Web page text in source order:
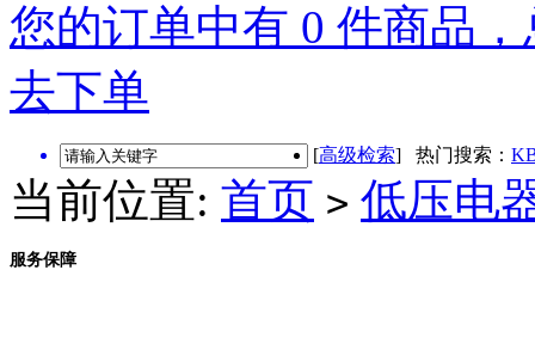
您的订单中有 0 件商品
去下单
[高级检索] 热门搜索：
当前位置: 首页 > 低压电
服务保障